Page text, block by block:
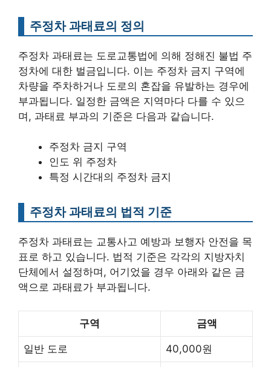
주정차 과태료의 정의
주정차 과태료는 도로교통법에 의해 정해진 불법 주
정차에 대한 벌금입니다. 이는 주정차 금지 구역에
차량을 주차하거나 도로의 혼잡을 유발하는 경우에
부과됩니다. 일정한 금액은 지역마다 다를 수 있으
며, 과태료 부과의 기준은 다음과 같습니다.
주정차 금지 구역
인도 위 주정차
특정 시간대의 주정차 금지
주정차 과태료의 법적 기준
주정차 과태료는 교통사고 예방과 보행자 안전을 목
표로 하고 있습니다. 법적 기준은 각각의 지방자치
단체에서 설정하며, 어기었을 경우 아래와 같은 금
액으로 과태료가 부과됩니다.
구역 금액
일반 도로 40,000원